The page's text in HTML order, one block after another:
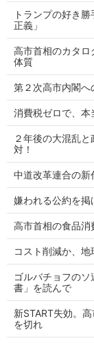
トランプの好き
正義」
高市首相のカタ
体質
第２次高市内閣へ
消費税ゼロで、
２年後の大混乱
対！
中道改革連合の
嫌われる公約を
高市首相の食品消
コスト削減か、
ゴルバチョフの
書」を読んで
新START失効。
を切れ